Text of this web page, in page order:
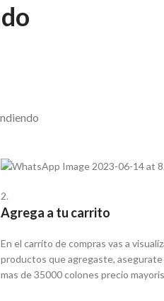
2.
Agrega a tu carrito
En el carrito de compras vas a
productos que agregaste, asegurate
mas de 35000 colones precio